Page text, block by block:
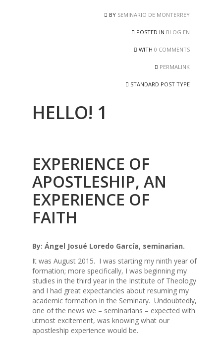
BY SEMINARIO DE MONTERREY
POSTED IN BLOG EN
WITH 0 COMMENTS
PERMALINK
STANDARD POST TYPE
HELLO! 1
EXPERIENCE OF
APOSTLESHIP, AN
EXPERIENCE OF
FAITH
By: Ángel Josué Loredo García, seminarian.
It was August 2015. I was starting my ninth year of
formation; more specifically, I was beginning my
studies in the third year in the Institute of Theology
and I had great expectancies about resuming my
academic formation in the Seminary. Undoubtedly,
one of the news we – seminarians – expected with
utmost excitement, was knowing what our
apostleship experience would be.